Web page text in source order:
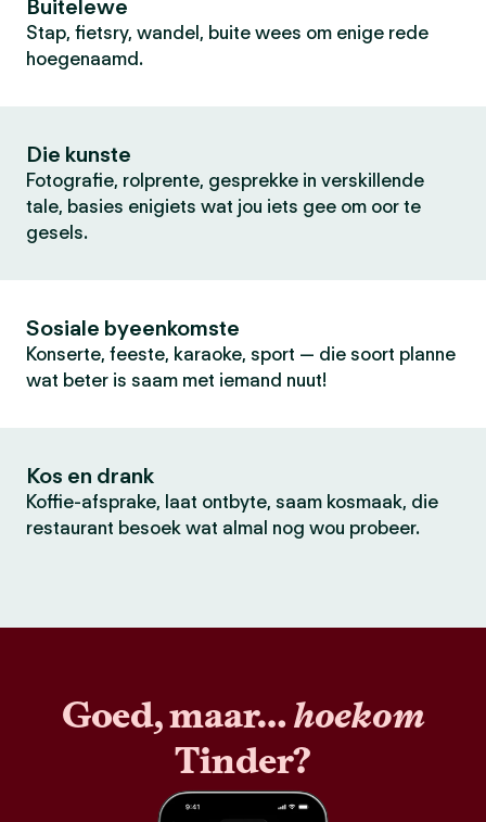
Buitelewe
Stap, fietsry, wandel, buite wees om enige rede
hoegenaamd.
Die kunste
Fotografie, rolprente, gesprekke in verskillende
tale, basies enigiets wat jou iets gee om oor te
gesels.
Sosiale byeenkomste
Konserte, feeste, karaoke, sport — die soort planne
wat beter is saam met iemand nuut!
Kos en drank
Koffie-afsprake, laat ontbyte, saam kosmaak, die
restaurant besoek wat almal nog wou probeer.
Goed, maar…hoekom
Tinder?